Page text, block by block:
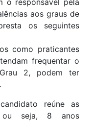
aos graus de
os seguintes
como praticantes
frequentar o
2, podem ter
reúne as
ou seja, 8 anos